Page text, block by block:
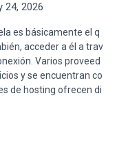
24, 2026
es básicamente el q
acceder a él a trav
Varios proveed
y se encuentran co
de hosting ofrecen di